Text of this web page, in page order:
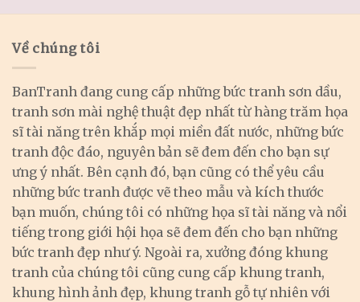
Về chúng tôi
BanTranh đang cung cấp những bức tranh sơn dầu,
tranh sơn mài nghệ thuật đẹp nhất từ hàng trăm họa
sĩ tài năng trên khắp mọi miền đất nước, những bức
tranh độc đáo, nguyên bản sẽ đem đến cho bạn sự
ưng ý nhất. Bên cạnh đó, bạn cũng có thể yêu cầu
những bức tranh được vẽ theo mẫu và kích thước
bạn muốn, chúng tôi có những họa sĩ tài năng và nổi
tiếng trong giới hội họa sẽ đem đến cho bạn những
bức tranh đẹp như ý. Ngoài ra, xưởng đóng khung
tranh của chúng tôi cũng cung cấp khung tranh,
khung hình ảnh đẹp, khung tranh gỗ tự nhiên với